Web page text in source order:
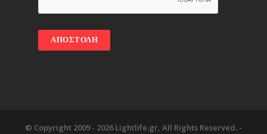
© Copyright 2009 - 2026 Lightlife.gr, All Rights Reserved. -